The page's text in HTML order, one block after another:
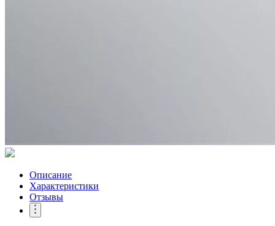
Описание
Характеристики
Отзывы